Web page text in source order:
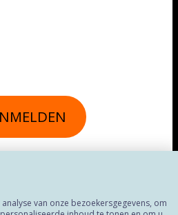
van onze bezoekersgegevens, om